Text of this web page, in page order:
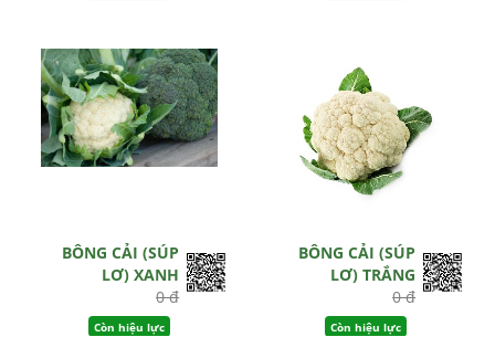
BÔNG CẢI (SÚP
LƠ) XANH
0 đ
Còn hiệu lực
BÔNG CẢI (SÚP
LƠ) TRẮNG
0 đ
Còn hiệu lực